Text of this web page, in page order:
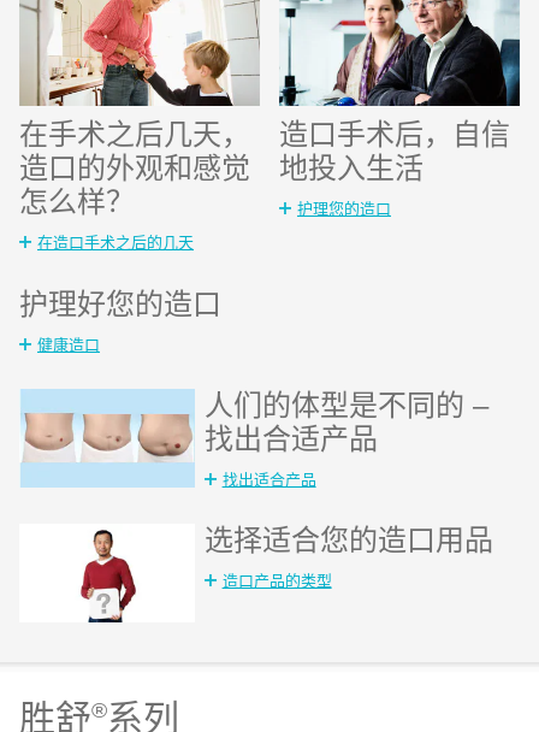
在手术之后几天，
造口的外观和感觉
怎么样？
在造口手术之后的几天
造口手术后，自信
地投入生活
护理您的造口
护理好您的造口
健康造口
人们的体型是不同的 –
找出合适产品
找出适合产品
选择适合您的造口用品
造口产品的类型
胜舒®系列